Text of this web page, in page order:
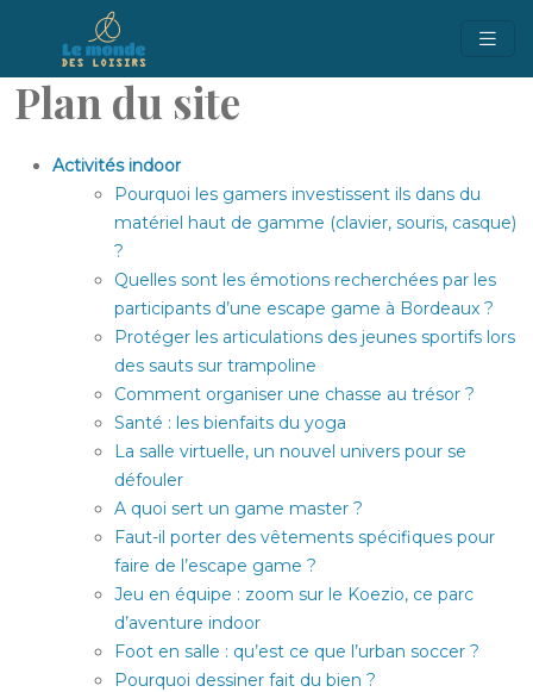
Plan du site
Activités indoor
Pourquoi les gamers investissent ils dans du
matériel haut de gamme (clavier, souris, casque)
?
Quelles sont les émotions recherchées par les
participants d’une escape game à Bordeaux ?
Protéger les articulations des jeunes sportifs lors
des sauts sur trampoline
Comment organiser une chasse au trésor ?
Santé : les bienfaits du yoga
La salle virtuelle, un nouvel univers pour se
défouler
A quoi sert un game master ?
Faut-il porter des vêtements spécifiques pour
faire de l’escape game ?
Jeu en équipe : zoom sur le Koezio, ce parc
d’aventure indoor
Foot en salle : qu’est ce que l’urban soccer ?
Pourquoi dessiner fait du bien ?